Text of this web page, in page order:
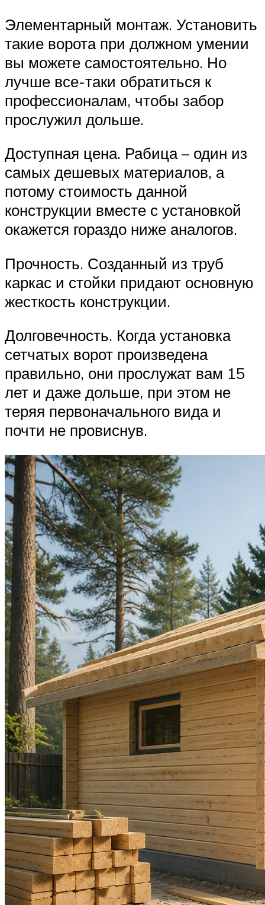
Элементарный монтаж. Установить
такие ворота при должном умении
вы можете самостоятельно. Но
лучше все-таки обратиться к
профессионалам, чтобы забор
прослужил дольше.
Доступная цена. Рабица – один из
самых дешевых материалов, а
потому стоимость данной
конструкции вместе с установкой
окажется гораздо ниже аналогов.
Прочность. Созданный из труб
каркас и стойки придают основную
жесткость конструкции.
Долговечность. Когда установка
сетчатых ворот произведена
правильно, они прослужат вам 15
лет и даже дольше, при этом не
теряя первоначального вида и
почти не провиснув.